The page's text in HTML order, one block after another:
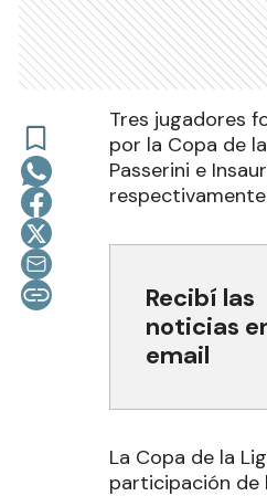
Tres jugadores
por la Copa de
Passerini e
Recibí las
noticias
email
La Copa de la
participación de